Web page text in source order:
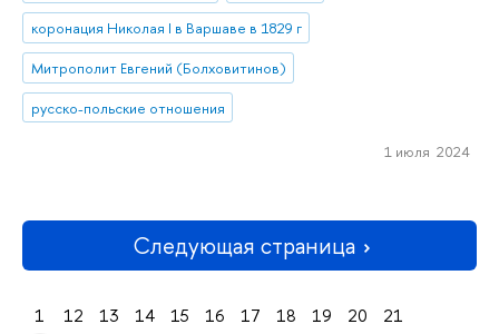
коронация Николая I в Варшаве в 1829 г
Митрополит Евгений (Болховитинов)
русско-польские отношения
1 июля 2024
Следующая страница
1 12 13 14 15 16 17 18 19 20
21